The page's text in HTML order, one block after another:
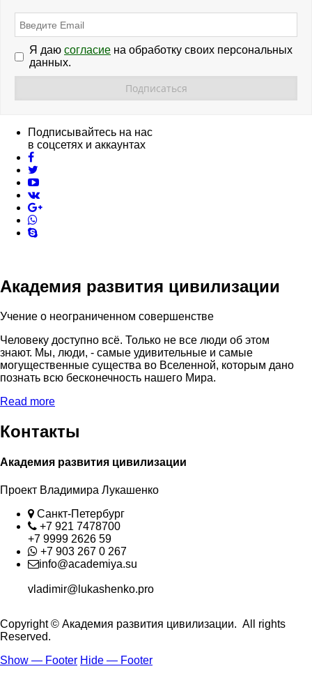
Я даю согласие на обработку своих персональных
данных.
Подписывайтесь на нас
в соцсетях и аккаунтах
facebook
youtube
vk
skype
Академия развития цивилизации
Учение о неограниченном совершенстве
Человеку доступно всё. Только не все люди об этом
знают. Мы, люди, - самые удивительные и самые
могущественные существа во Вселенной, которым дано
познать всю бесконечность нашего Мира.
Read more
Контакты
Академия развития цивилизации
Проект Владимира Лукашенко
Location
Санкт-Петербург
Phone
+7 921 7478700
+7 9999 2626 59
Whatsapp
+7 903 267 0 267
Contact
info@academiya.su
vladimir@lukashenko.pro
Copyright © Академия развития цивилизации. All rights
Reserved.
Show — Footer Hide — Footer